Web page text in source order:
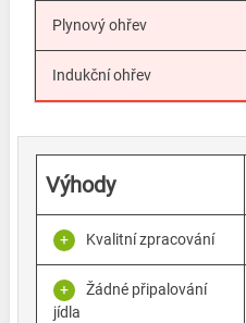
Plynový ohřev
Indukční ohřev
Výhody
Kvalitní zpracování
Žádné připalování
jídla